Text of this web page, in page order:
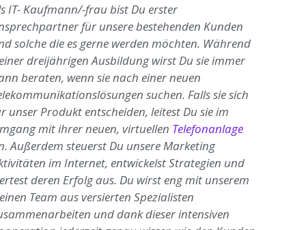
IT- Kaufmann/-frau bist Du erster
für unsere bestehenden Kunden
solche die es gerne werden möchten. Während
dreijährigen Ausbildung wirst Du sie immer
beraten, wenn sie nach einer neuen
suchen. Falls sie sich
unser Produkt entscheiden, leitest Du sie im
mit ihrer neuen, virtuellen Telefonanlage
Außerdem steuerst Du unsere Marketing
im Internet, entwickelst Strategien und
deren Erfolg aus. Du wirst eng mit unserem
Team aus versierten Spezialisten
und dank dieser intensiven